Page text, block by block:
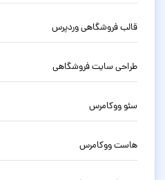
قالب فروشگاهی وردپرس
طراحی سایت فروشگاهی
سئو ووکامرس
هاست ووکامرس